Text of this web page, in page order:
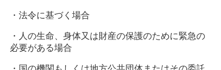
・法令に基づく場合
・人の生命、身体又は財産の保護のために緊急の
必要がある場合